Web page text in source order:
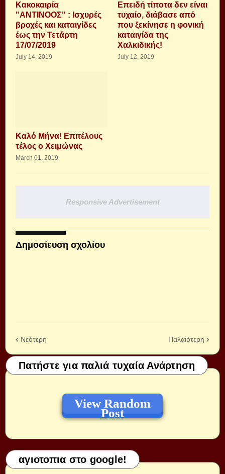
Κακοκαιρία
"ΑΝΤΙΝΟΟΣ" : Ισχυρές
βροχές και καταιγίδες
έως την Τετάρτη
17/07/2019
July 14, 2019
Επειδή τίποτα δεν είναι
τυχαίο, διάβασε από
που ξεκίνησε η φονική
καταιγίδα της
Χαλκιδικής!
July 12, 2019
Καλό Μήνα! Επιτέλους
τέλος ο Χειμώνας
March 01, 2019
Responsive Advertisement
Δημοσίευση σχολίου
Νεότερη Παλαιότερη
Πατήστε για παλιά τυχαία Ανάρτηση
View Random
Post
αγιοτοπια στο google!